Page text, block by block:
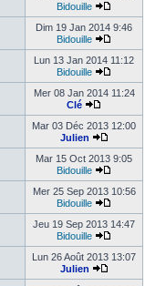
Bidouille
Dim 19 Jan 2014 9:46
Bidouille
Lun 13 Jan 2014 11:12
Bidouille
Mer 08 Jan 2014 11:24
Clé
Mar 03 Déc 2013 12:00
Julien
Mar 15 Oct 2013 9:05
Bidouille
Mer 25 Sep 2013 10:56
Bidouille
Jeu 19 Sep 2013 14:47
Bidouille
Lun 26 Août 2013 13:07
Julien